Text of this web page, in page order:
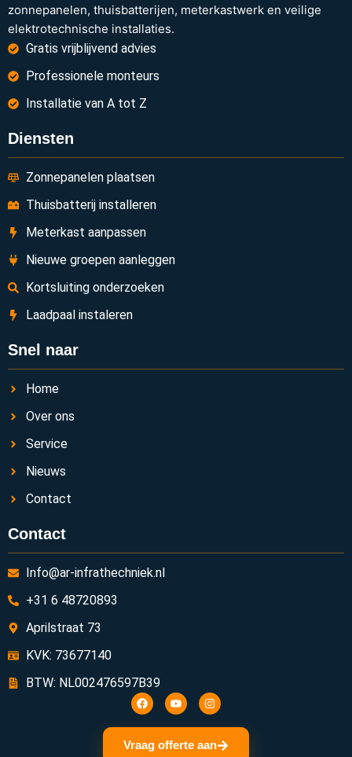
zonnepanelen, thuisbatterijen, meterkastwerk en veilige
elektrotechnische installaties.
Gratis vrijblijvend advies
Professionele monteurs
Installatie van A tot Z
Diensten
Zonnepanelen plaatsen
Thuisbatterij installeren
Meterkast aanpassen
Nieuwe groepen aanleggen
Kortsluiting onderzoeken
Laadpaal instaleren
Snel naar
Home
Over ons
Service
Nieuws
Contact
Contact
Info@ar-infrathechniek.nl
+31 6 48720893
Aprilstraat 73
KVK: 73677140
BTW: NL002476597B39
Vraag offerte aan